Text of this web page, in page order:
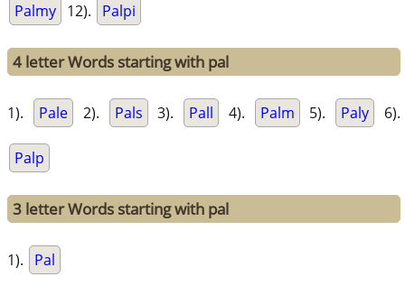
Palmy 12). Palpi
4 letter Words starting with pal
1). Pale 2). Pals 3). Pall 4). Palm 5). Paly 6).
Palp
3 letter Words starting with pal
1). Pal